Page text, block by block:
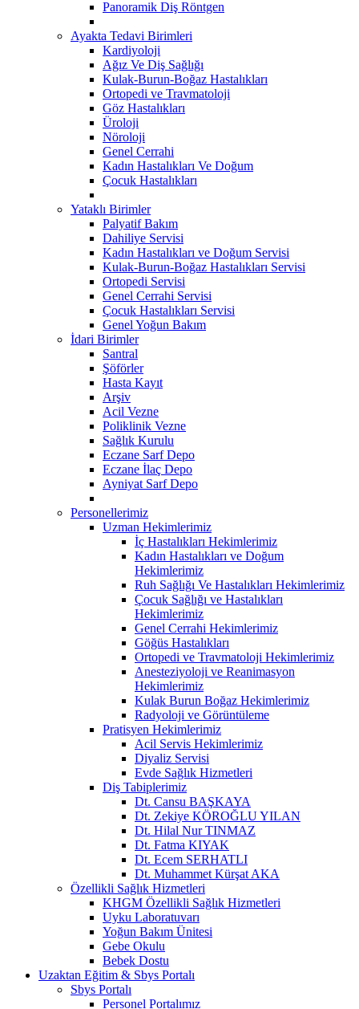
Panoramik Diş Röntgen
Ayakta Tedavi Birimleri
Kardiyoloji
Ağız Ve Diş Sağlığı
Kulak-Burun-Boğaz Hastalıkları
Ortopedi ve Travmatoloji
Göz Hastalıkları
Üroloji
Nöroloji
Genel Cerrahi
Kadın Hastalıkları Ve Doğum
Çocuk Hastalıkları
Yataklı Birimler
Palyatif Bakım
Dahiliye Servisi
Kadın Hastalıkları ve Doğum Servisi
Kulak-Burun-Boğaz Hastalıkları Servisi
Ortopedi Servisi
Genel Cerrahi Servisi
Çocuk Hastalıkları Servisi
Genel Yoğun Bakım
İdari Birimler
Santral
Şöförler
Hasta Kayıt
Arşiv
Acil Vezne
Poliklinik Vezne
Sağlık Kurulu
Eczane Sarf Depo
Eczane İlaç Depo
Ayniyat Sarf Depo
Personellerimiz
Uzman Hekimlerimiz
İç Hastalıkları Hekimlerimiz
Kadın Hastalıkları ve Doğum
Hekimlerimiz
Ruh Sağlığı Ve Hastalıkları Hekimlerimiz
Çocuk Sağlığı ve Hastalıkları
Hekimlerimiz
Genel Cerrahi Hekimlerimiz
Göğüs Hastalıkları
Ortopedi ve Travmatoloji Hekimlerimiz
Anesteziyoloji ve Reanimasyon
Hekimlerimiz
Kulak Burun Boğaz Hekimlerimiz
Radyoloji ve Görüntüleme
Pratisyen Hekimlerimiz
Acil Servis Hekimlerimiz
Diyaliz Servisi
Evde Sağlık Hizmetleri
Diş Tabiplerimiz
Dt. Cansu BAŞKAYA
Dt. Zekiye KÖROĞLU YILAN
Dt. Hilal Nur TINMAZ
Dt. Fatma KIYAK
Dt. Ecem SERHATLI
Dt. Muhammet Kürşat AKA
Özellikli Sağlık Hizmetleri
KHGM Özellikli Sağlık Hizmetleri
Uyku Laboratuvarı
Yoğun Bakım Ünitesi
Gebe Okulu
Bebek Dostu
Uzaktan Eğitim & Sbys Portalı
Sbys Portalı
Personel Portalımız